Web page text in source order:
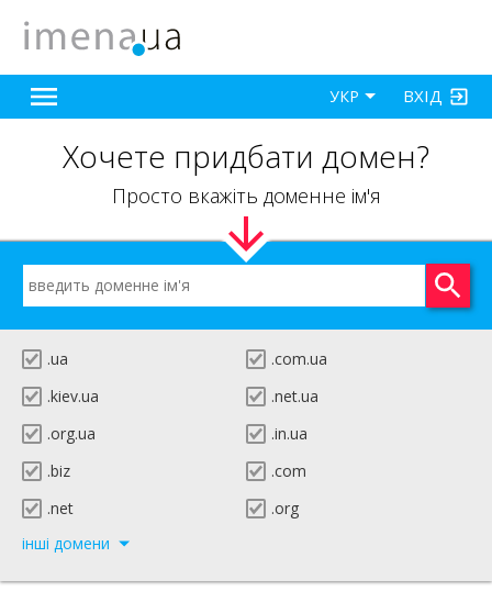
ВХІД
УКР
Хочете придбати домен?
Просто вкажіть доменне ім'я
.ua
.com.ua
.kiev.ua
.net.ua
.org.ua
.in.ua
.biz
.com
.net
.org
інші домени